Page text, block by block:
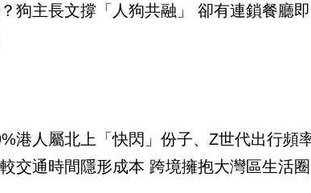
狗主長文撐「人狗共融」 卻有連鎖餐廳
港人屬北上「快閃」份子、Z世代出行頻
交通時間隱形成本 跨境擁抱大灣區生活圈